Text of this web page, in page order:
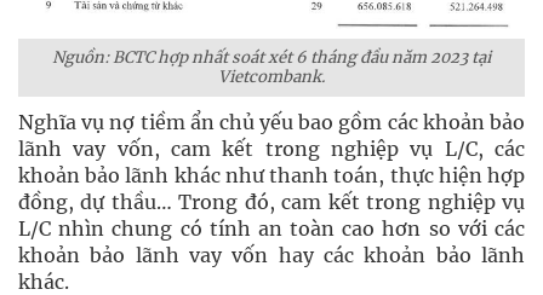
Nguồn: BCTC hợp nhất soát xét 6 tháng đầu năm 2023 tại
Vietcombank.
Nghĩa vụ nợ tiềm ẩn chủ yếu bao gồm các khoản bảo
lãnh vay vốn, cam kết trong nghiệp vụ L/C, các
khoản bảo lãnh khác như thanh toán, thực hiện hợp
đồng, dự thầu… Trong đó, cam kết trong nghiệp vụ
L/C nhìn chung có tính an toàn cao hơn so với các
khoản bảo lãnh vay vốn hay các khoản bảo lãnh
khác.